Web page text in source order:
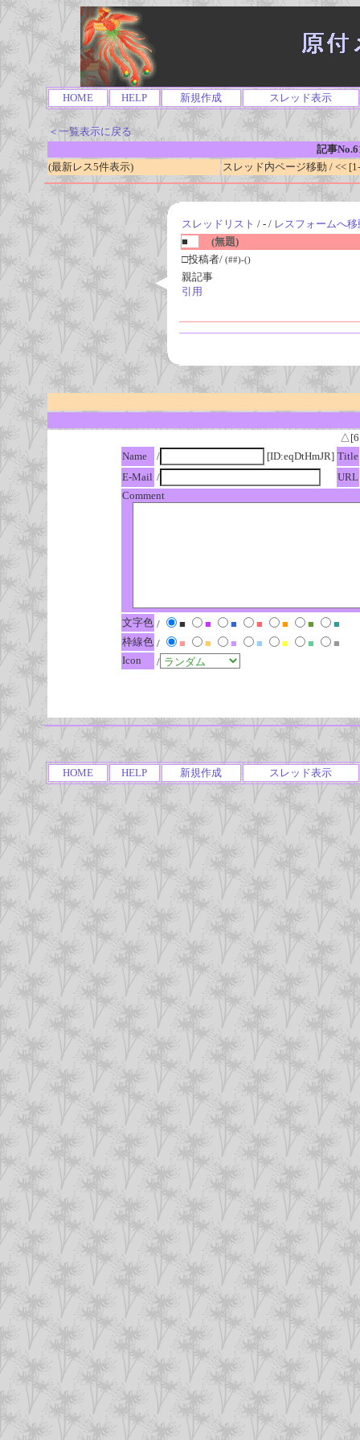
HOME HELP 新規作成 スレッド表示
＜一覧表示に戻る
記事
(最新レス5件表示)
スレッド内ページ移動 / <<
スレッドリスト / - / レスフォームへ移
■
(無題)
□投稿者/ (##)-()
親記事
引用
Name
/ [ID:eqDtHmJR] Title
E-Mail /
URL
Comment
文字色 / ■ ■ ■ ■ ■ ■
■
枠線色 / ■ ■ ■ ■ ■ ■
■
Icon
/
HOME HELP 新規作成 スレッド表示